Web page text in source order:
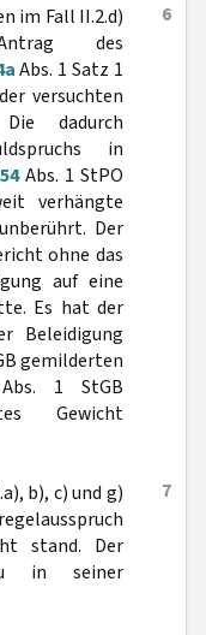
6
im Fall II.2.d)
des
Abs. 1 Satz 1
versuchten
dadurch
in
Abs. 1 StPO
verhängte
Der
ohne das
auf eine
Es hat der
Beleidigung
gemilderten
1 StGB
Gewicht
7
b), c) und g)
stand. Der
in seiner